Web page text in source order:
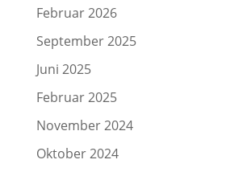
Februar 2026
September 2025
Juni 2025
Februar 2025
November 2024
Oktober 2024